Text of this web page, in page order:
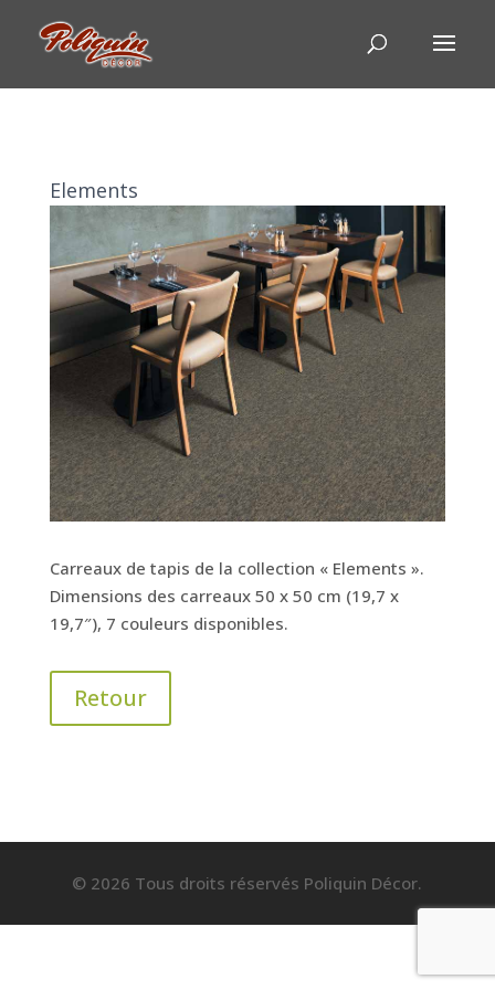
Elements
Carreaux de tapis de la collection « Elements ».
Dimensions des carreaux 50 x 50 cm (19,7 x
19,7″), 7 couleurs disponibles.
Retour
© 2026 Tous droits réservés Poliquin Décor.